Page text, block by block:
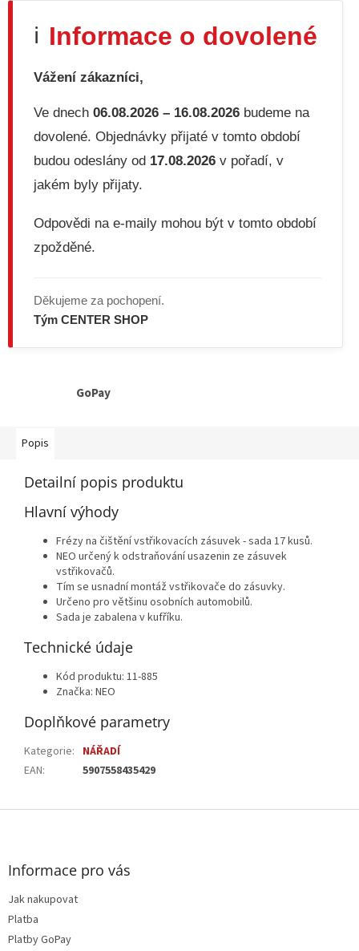
ℹ️ Informace o dovolené
Vážení zákazníci,
Ve dnech 06.08.2026 – 16.08.2026 budeme na
dovolené. Objednávky přijaté v tomto období
budou odeslány od 17.08.2026 v pořadí, v
jakém byly přijaty.
Odpovědi na e-maily mohou být v tomto období
zpožděné.
Děkujeme za pochopení.
Tým CENTER SHOP
GoPay
Popis
Detailní popis produktu
Hlavní výhody
Frézy na čištění vstřikovacích zásuvek - sada 17 kusů.
NEO určený k odstraňování usazenin ze zásuvek
vstřikovačů.
Tím se usnadní montáž vstřikovače do zásuvky.
Určeno pro většinu osobních automobilů.
Sada je zabalena v kufříku.
Technické údaje
Kód produktu: 11-885
Značka: NEO
Doplňkové parametry
Kategorie: NÁŘADÍ
EAN: 5907558435429
Z
Informace pro vás
Jak nakupovat
Platba
Platby GoPay